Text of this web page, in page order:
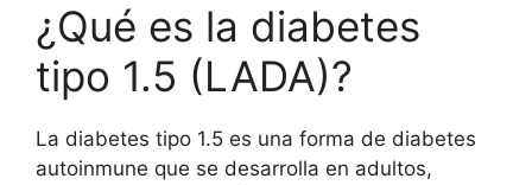
¿Qué es la diabetes
tipo 1.5 (LADA)?
La diabetes tipo 1.5 es una forma de diabetes
autoinmune que se desarrolla en adultos,